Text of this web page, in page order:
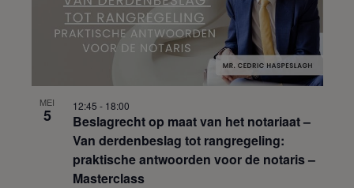
MEI
5
Beslagrecht op maat van het notariaat –
Van derdenbeslag tot rangregeling:
praktische antwoorden voor de notaris –
Masterclass
12:45 - 18:00